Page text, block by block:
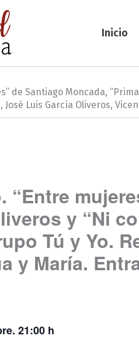
Inicio
de Santiago Moncada,
José Luis García Oliveros,
“Entre
y “Ni
Tú y Yo.
y María.
21:00 h